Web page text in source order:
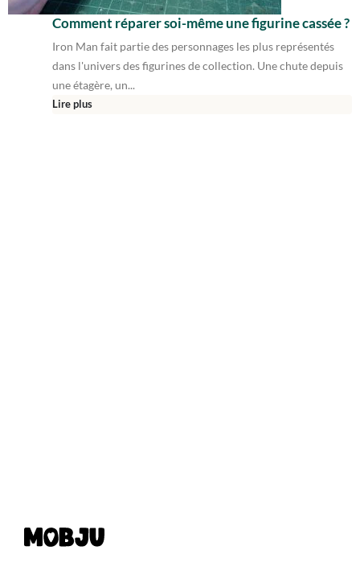
Comment réparer soi-même une figurine cassée ?
Iron Man fait partie des personnages les plus représentés
dans l'univers des figurines de collection. Une chute depuis
une étagère, un...
Lire plus